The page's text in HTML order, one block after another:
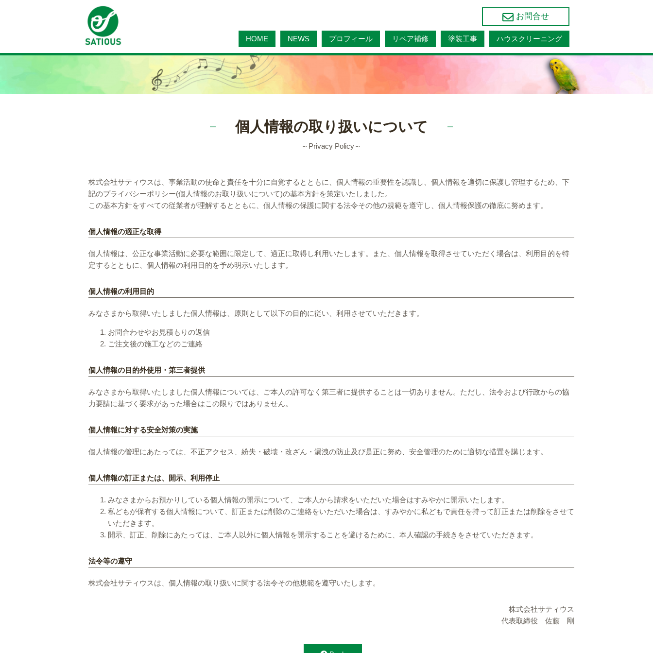
お問合せ
HOME NEWS プロフィール リペア補修 塗装工事 ハウスクリーニング
個人情報の取り扱いについて
～Privacy Policy～
株式会社サティウスは、事業活動の使命と責任を十分に自覚するとともに、個人情報の重要性を認識し、個人情報を適切に保護し管理するため、下
記のプライバシーポリシー(個人情報のお取り扱いについて)の基本方針を策定いたしました。
この基本方針をすべての従業者が理解するとともに、個人情報の保護に関する法令その他の規範を遵守し、個人情報保護の徹底に努めます。
個人情報の適正な取得
個人情報は、公正な事業活動に必要な範囲に限定して、適正に取得し利用いたします。また、個人情報を取得させていただく場合は、利用目的を特
定するとともに、個人情報の利用目的を予め明示いたします。
個人情報の利用目的
みなさまから取得いたしました個人情報は、原則として以下の目的に従い、利用させていただきます。
お問合わせやお見積もりの返信
ご注文後の施工などのご連絡
個人情報の目的外使用・第三者提供
みなさまから取得いたしました個人情報については、ご本人の許可なく第三者に提供することは一切ありません。ただし、法令および行政からの協
力要請に基づく要求があった場合はこの限りではありません。
個人情報に対する安全対策の実施
個人情報の管理にあたっては、不正アクセス、紛失・破壊・改ざん・漏洩の防止及び是正に努め、安全管理のために適切な措置を講じます。
個人情報の訂正または、開示、利用停止
みなさまからお預かりしている個人情報の開示について、ご本人から請求をいただいた場合はすみやかに開示いたします。
私どもが保有する個人情報について、訂正または削除のご連絡をいただいた場合は、すみやかに私どもで責任を持って訂正または削除をさせて
いただきます。
開示、訂正、削除にあたっては、ご本人以外に個人情報を開示することを避けるために、本人確認の手続きをさせていただきます。
法令等の遵守
株式会社サティウスは、個人情報の取り扱いに関する法令その他規範を遵守いたします。
株式会社サティウス
代表取締役 佐藤 剛